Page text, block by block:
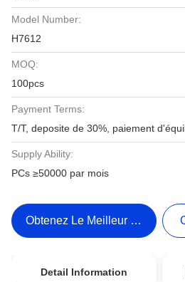
Model Number:
H7612
MOQ:
100pcs
Payment Terms:
T/T, deposite de 30%, paiement
Supply Ability:
PCs ≥50000 par mois
Obtenez Le Meilleur Prix
Detail Information